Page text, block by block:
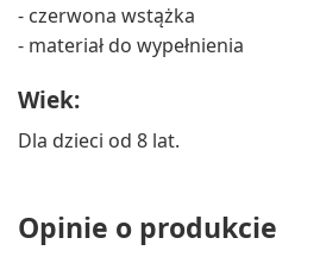
- czerwona wstążka
- materiał do wypełnienia
Wiek:
Dla dzieci od 8 lat.
Opinie o produkcie